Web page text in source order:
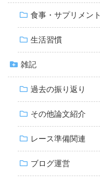
食事・サプリメント
生活習慣
雑記
過去の振り返り
その他論文紹介
レース準備関連
ブログ運営